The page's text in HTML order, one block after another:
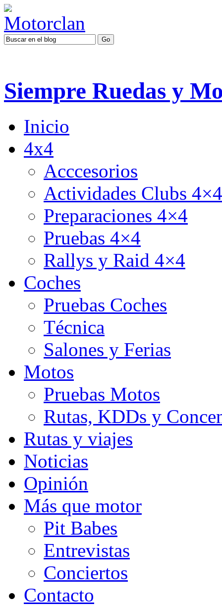
Siempre Ruedas y
Inicio
4x4
Acccesorios
Actividades Clubs 4×4
Preparaciones 4×4
Pruebas 4×4
Rallys y Raid 4×4
Coches
Pruebas Coches
Técnica
Salones y Ferias
Motos
Pruebas Motos
Rutas, KDDs y
Rutas y viajes
Noticias
Opinión
Más que motor
Pit Babes
Entrevistas
Conciertos
Contacto